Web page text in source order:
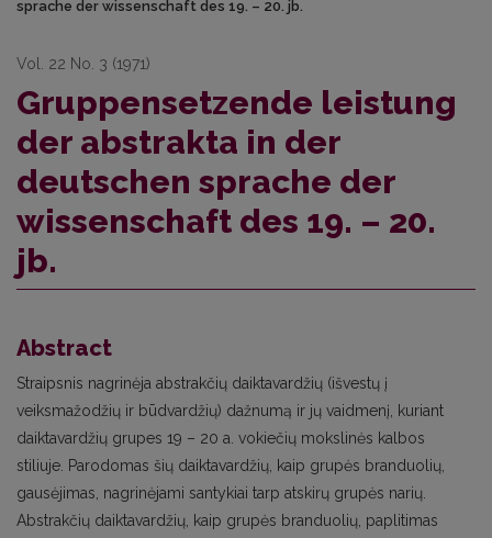
sprache der wissenschaft des 19. – 20. jb.
Vol. 22 No. 3 (1971)
Gruppensetzende leistung
der abstrakta in der
deutschen sprache der
wissenschaft des 19. – 20.
jb.
Abstract
Straipsnis nagrinėja abstrakčių daiktavardžių (išvestų į
veiksmažodžių ir būdvardžių) dažnumą ir jų vaidmenį, kuriant
daiktavardžių grupes 19 – 20 a. vokiečių mokslinės kalbos
stiliuje. Parodomas šių daiktavardžių, kaip grupės branduolių,
gausėjimas, nagrinėjami santykiai tarp atskirų grupės narių.
Abstrakčių daiktavardžių, kaip grupės branduolių, paplitimas